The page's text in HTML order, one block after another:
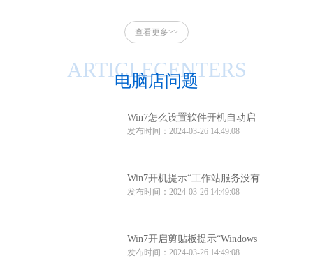
查看更多>>
电脑店问题
ARTICLECENTERS
Win7怎么设置软件开机自动启
动？Win7软件开机自动启动设
发布时间：2024-03-26 14:49:08
Win7开机提示“工作站服务没有
启动”怎么办？
发布时间：2024-03-26 14:49:08
Win7开启剪贴板提示“Windows
找不到clipbrd.exe文件”怎么办
发布时间：2024-03-26 14:49:08